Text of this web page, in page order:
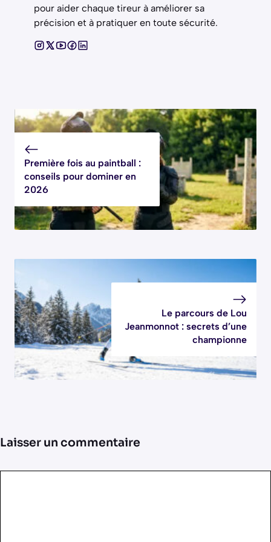
pour aider chaque tireur à améliorer sa
précision et à pratiquer en toute sécurité.
Première fois au paintball :
conseils pour dominer en
2026
Le parcours de Lou
Jeanmonnot : secrets d’une
championne
Laisser un commentaire